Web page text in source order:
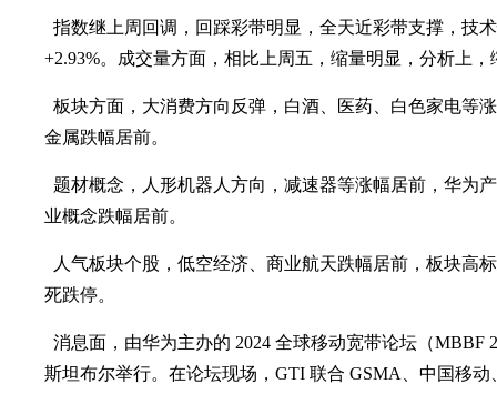
指数继上周回调，回踩彩带明显，全天近彩带支撑，技
+2.93%。成交量方面，相比上周五，缩量明显，分析上
板块方面，大消费方向反弹，白酒、医药、白色家电等
金属跌幅居前。
题材概念，人形机器人方向，减速器等涨幅居前，华为
业概念跌幅居前。
人气板块个股，低空经济、商业航天跌幅居前，板块高
死跌停。
消息面，由华为主办的 2024 全球移动宽带论坛（MBBF
斯坦布尔举行。在论坛现场，GTI 联合 GSMA、中国移